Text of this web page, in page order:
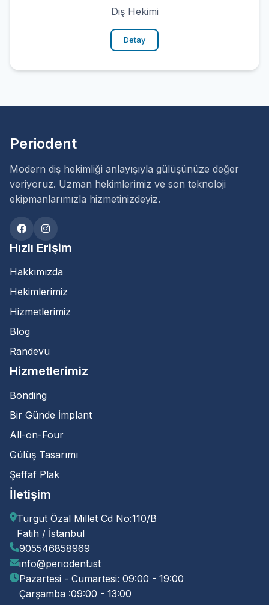
Diş Hekimi
Detay
Periodent
Modern diş hekimliği anlayışıyla gülüşünüze değer
veriyoruz. Uzman hekimlerimiz ve son teknoloji
ekipmanlarımızla hizmetinizdeyiz.
Hızlı Erişim
Hakkımızda
Hekimlerimiz
Hizmetlerimiz
Blog
Randevu
Hizmetlerimiz
Bonding
Bir Günde İmplant
All-on-Four
Gülüş Tasarımı
Şeffaf Plak
İletişim
Turgut Özal Millet Cd No:110/B
Fatih / İstanbul
905546858969
info@periodent.ist
Pazartesi - Cumartesi: 09:00 - 19:00
Çarşamba :09:00 - 13:00